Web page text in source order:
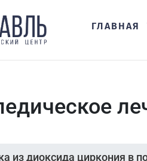
ГЛАВНАЯ
из диоксида циркония в